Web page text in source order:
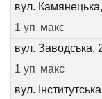
вул.
1 уп макс
вул. Заводська,
1 уп макс
вул.